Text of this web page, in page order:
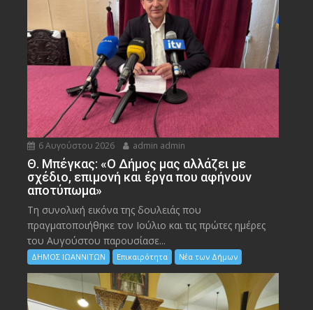
6 Αυγούστου 2026 admin admin
Θ. Μπέγκας: «Ο Δήμος μας αλλάζει με
σχέδιο, επιμονή και έργα που αφήνουν
αποτύπωμα»
Τη συνολική εικόνα της δουλειάς που
πραγματοποιήθηκε τον Ιούλιο και τις πρώτες ημέρες
του Αυγούστου παρουσίασε...
ΔΗΜΟΣ ΙΩΑΝΝΙΤΩΝ Επικαιρότητα Νέα των Δήμων